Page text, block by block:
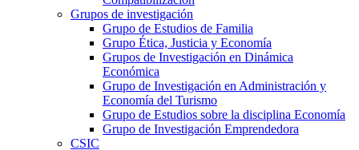
Grupos de investigación
Grupo de Estudios de Familia
Grupo Ética, Justicia y Economía
Grupos de Investigación en Dinámica
Económica
Grupo de Investigación en Administración y
Economía del Turismo
Grupo de Estudios sobre la disciplina Economía
Grupo de Investigación Emprendedora
CSIC